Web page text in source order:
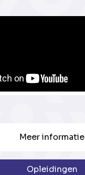
Meer informatie
Opleidingen